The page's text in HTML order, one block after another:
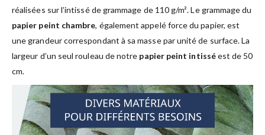
réalisées sur l’intissé de grammage de 110 g/m². Le grammage du
papier peint chambre, également appelé force du papier, est
une grandeur correspondant à sa masse par unité de surface. La
largeur d’un seul rouleau de notre papier peint intisséest de 50
cm.